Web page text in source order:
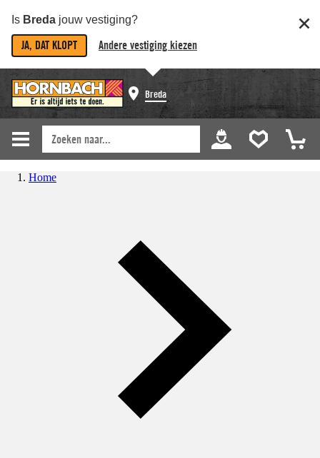
Is Breda jouw vestiging?
JA, DAT KLOPT Andere vestiging kiezen
Breda
Home